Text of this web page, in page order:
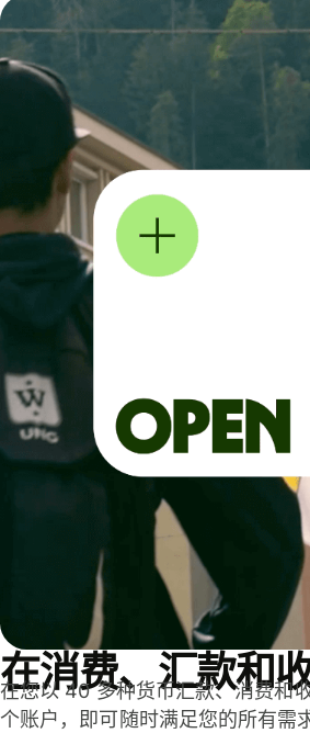
在消费、汇款和
在您以 40 多种货币汇款、消费和
个账户，即可随时满足您的所有需